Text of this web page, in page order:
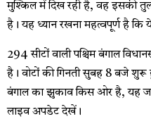
मुश्किल में दिख रही है, वह इसकी
है। यह ध्यान रखना महत्वपूर्ण है
294 सीटों वाली पश्चिम बंगाल
है। वोटों की गिनती सुबह 8 बजे शुरू
बंगाल का झुकाव किस ओर है, यह
लाइव अपडेट देखें।